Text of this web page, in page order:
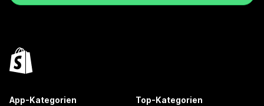
App-Kategorien Top-Kategorien